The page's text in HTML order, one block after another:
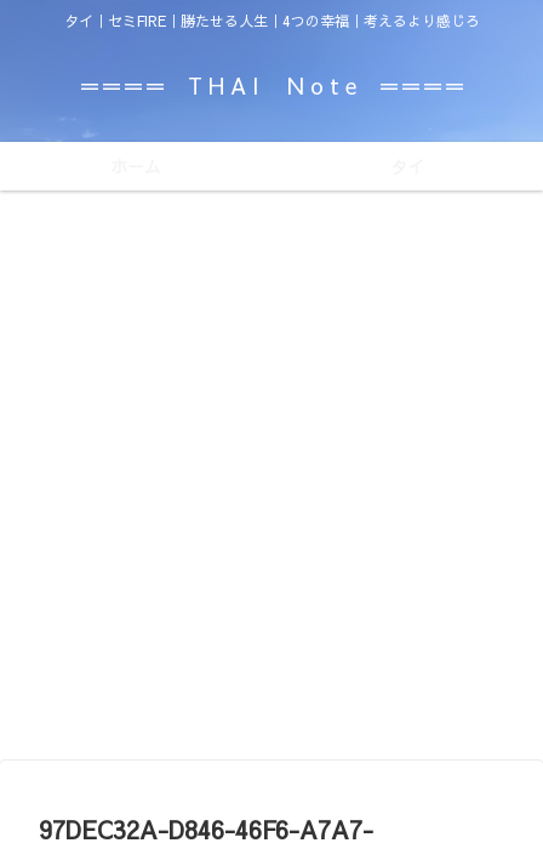
タイ｜セミFIRE｜勝たせる人生｜4つの幸福｜考えるより感じろ
＝＝＝＝ T H A I N o t e ＝＝＝＝
97DEC32A-D846-46F6-A7A7-